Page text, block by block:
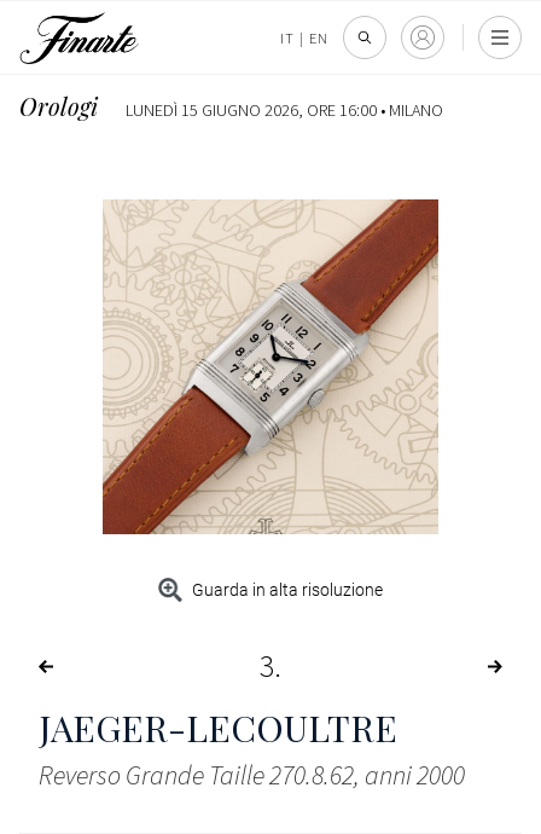
IT | EN
Orologi LUNEDÌ 15 GIUGNO 2026, ORE 16:00 • MILANO
Guarda in alta risoluzione
3
JAEGER-LECOULTRE
Reverso Grande Taille 270.8.62, anni 2000